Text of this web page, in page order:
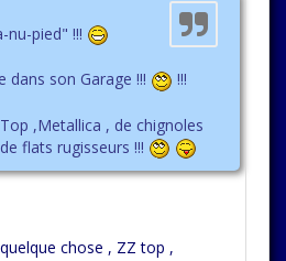
nu-pied" !!!
dans son Garage !!! !!!
,Metallica , de chignoles
flats rugisseurs !!!
chose , ZZ top ,